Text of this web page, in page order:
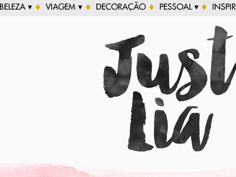
BELEZA ▾ VIAGEM ▾ DECORAÇÃO PESSOAL ▾